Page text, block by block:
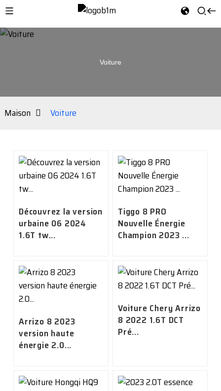
Voiture
Maison Voiture
Découvrez la version
urbaine 06 2024
1.6T tw...
Tiggo 8 PRO
Nouvelle Énergie
Champion 2023 ...
Arrizo 8 2023
version haute
énergie 2.0...
Voiture Chery Arrizo
8 2022 1.6T DCT
Pré...